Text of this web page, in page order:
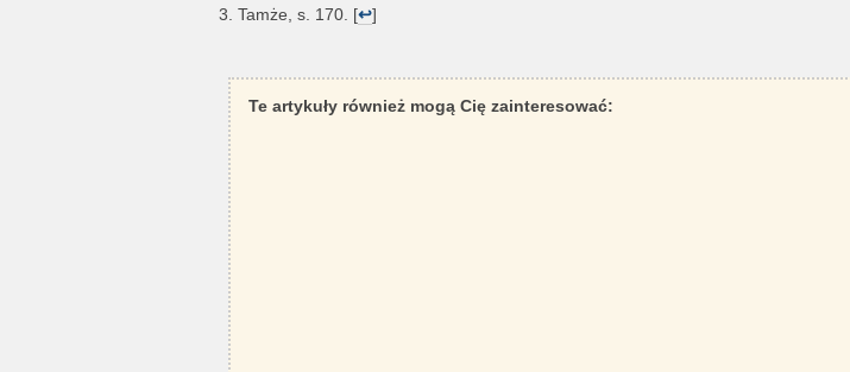
Tamże, s. 170. [↩]
Te artykuły również mogą Cię zainteresować: